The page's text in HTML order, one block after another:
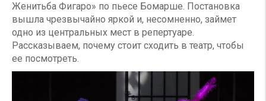
Женитьба Фигаро» по пьесе Бомарше. Постановка
вышла чрезвычайно яркой и, несомненно, займет
одно из центральных мест в репертуаре.
Рассказываем, почему стоит сходить в театр, чтобы
ее посмотреть.